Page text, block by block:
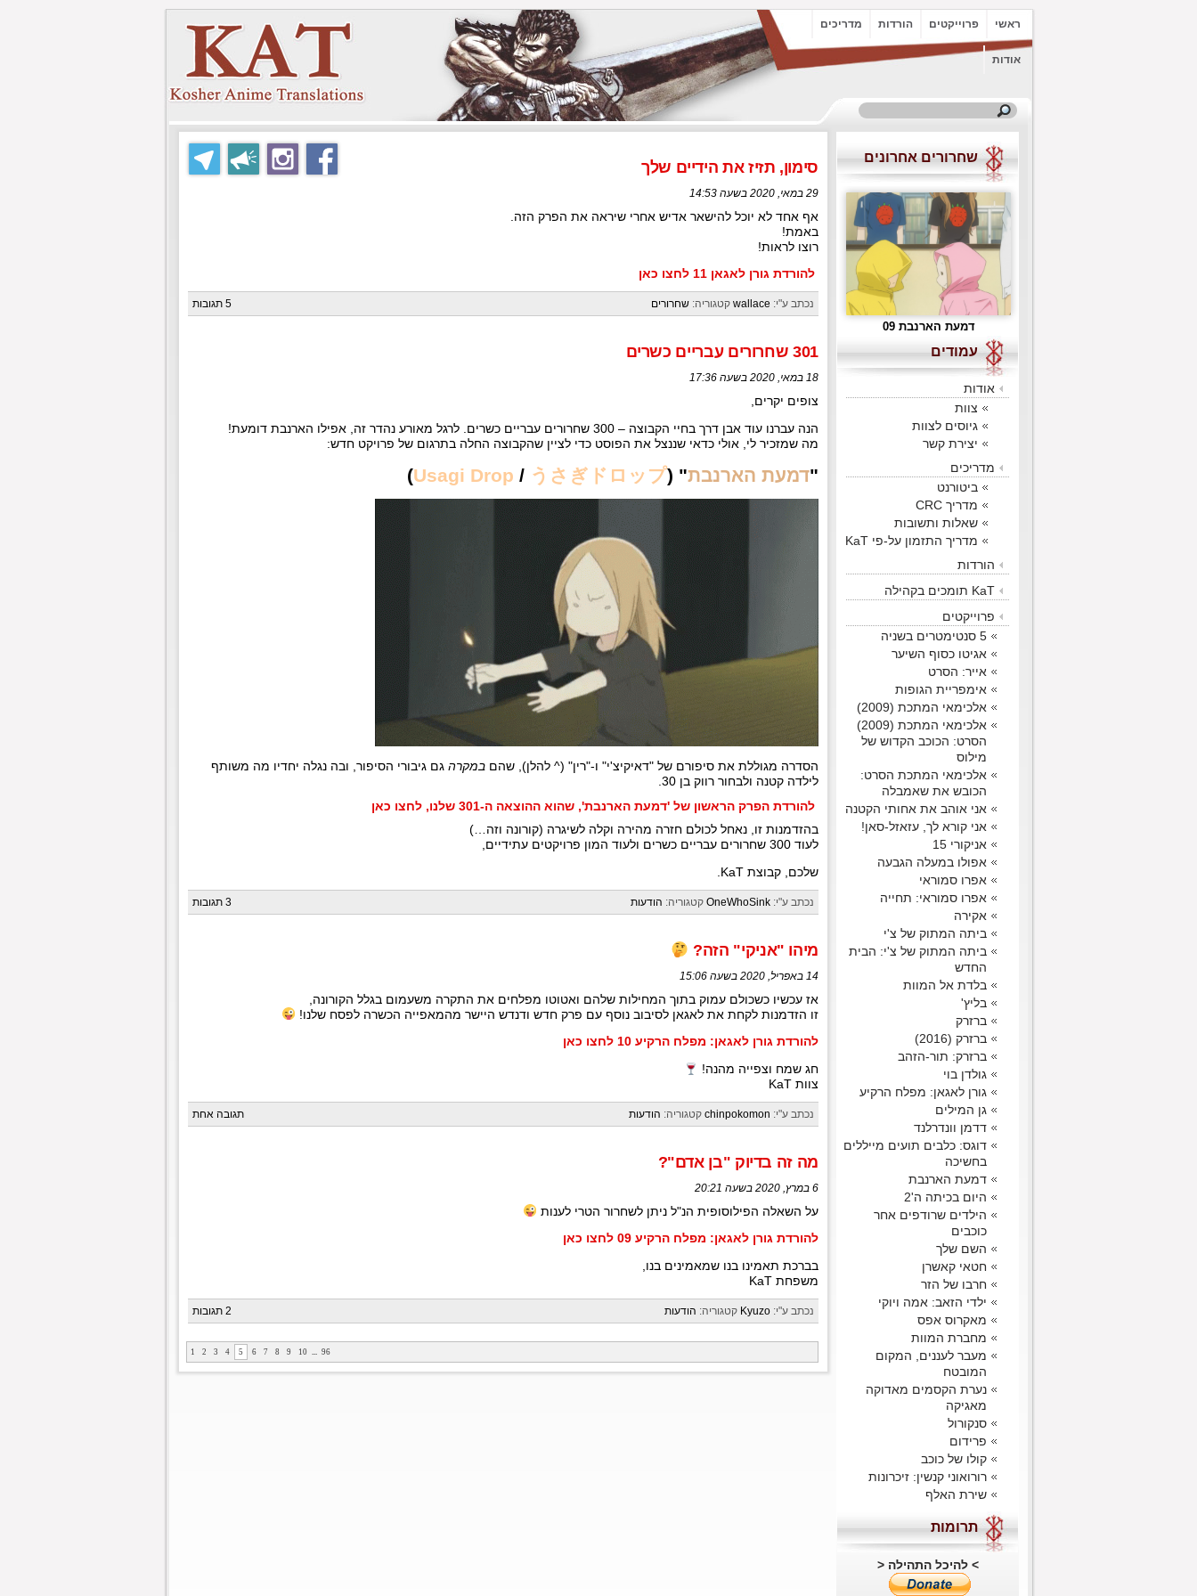
ראשי פרוייקטים הורדות מדריכים
אודות
סימון, תזיז את הידיים שלך
29 במאי, 2020 בשעה 14:53
אף אחד לא יוכל להישאר אדיש אחרי שיראה את הפרק הזה.
באמת!
רוצו לראות!
להורדת גורן לאגאן 11 לחצו כאן
נכתב ע"י: wallace קטגוריה: שחרורים 5 תגובות
301 שחרורים עבריים כשרים
18 במאי, 2020 בשעה 17:36
צופים יקרים,
הנה עברנו עוד אבן דרך בחיי הקבוצה – 300 שחרורים עבריים כשרים. לרגל מאורע נהדר זה, אפילו הארנבת דומעת!
מה שמזכיר לי, אולי כדאי שננצל את הפוסט כדי לציין שהקבוצה החלה בתרגום של פרויקט חדש:
"דמעת הארנבת" (
Usagi Drop / うさぎドロップ
)
הסדרה מגוללת את סיפורם של "דאיקיצ'י" ו-"רין" (^ להלן), שהם במקרה גם גיבורי הסיפור, ובה נגלה יחדיו מה משותף
לילדה קטנה ולבחור רווק בן 30.
להורדת הפרק הראשון של 'דמעת הארנבת', שהוא ההוצאה ה-301 שלנו, לחצו כאן
בהזדמנות זו, נאחל לכולם חזרה מהירה וקלה לשיגרה (קורונה וזה…)
לעוד 300 שחרורים עבריים כשרים ולעוד המון פרויקטים עתידיים,
שלכם, קבוצת KaT.
נכתב ע"י: OneWhoSink קטגוריה: הודעות 3 תגובות
מיהו "אניקי" הזה?‏
14 באפריל, 2020 בשעה 15:06
אז עכשיו כשכולם עמוק בתוך המחילות שלהם ואטוטו מפלחים את התקרה משעמום בגלל הקורונה,
זו הזדמנות לקחת את לאגאן לסיבוב נוסף עם פרק חדש ודנדש היישר מהמאפייה הכשרה לפסח שלנו!
להורדת גורן לאגאן: מפלח הרקיע 10 לחצו כאן
חג שמח וצפייה מהנה!
צוות KaT
נכתב ע"י: chinpokomon קטגוריה: הודעות תגובה אחת
מה זה בדיוק "בן אדם"?
6 במרץ, 2020 בשעה 20:21
על השאלה הפילוסופית הנ"ל ניתן לשחרור הטרי לענות
להורדת גורן לאגאן: מפלח הרקיע 09 לחצו כאן
בברכת תאמינו בנו שמאמינים בנו,
משפחת KaT
נכתב ע"י: Kyuzo קטגוריה: הודעות 2 תגובות
1 2 3 4 5 6 7 8 9 10 ... 96
שחרורים אחרונים
דמעת הארנבת 09
עמודים
אודות
צוות
גיוסים לצוות
יצירת קשר
מדריכים
ביטורנט
מדריך CRC
שאלות ותשובות
מדריך התזמון על-פי KaT
הורדות
KaT תומכים בקהילה
פרוייקטים
5 סנטימטרים בשניה
אגיטו כסוף השיער
אייר: הסרט
אימפריית הגופות
אלכימאי המתכת (2009)
אלכימאי המתכת (2009)
הסרט: הכוכב הקדוש של
מילוס
אלכימאי המתכת הסרט:
הכובש את שאמבלה
אני אוהב את אחותי הקטנה
אני קורא לך, עזאזל-סאן!
אניקורי 15
אפולו במעלה הגבעה
אפרו סמוראי
אפרו סמוראי: תחייה
אקירה
ביתה המתוק של צ'י
ביתה המתוק של צ'י: הבית
החדש
בלדת אל המוות
בליץ'
ברזרק
ברזרק (2016)
ברזרק: תור-הזהב
גולדן בוי
גורן לאגאן: מפלח הרקיע
גן המילים
דדמן וונדרלנד
דוגס: כלבים תועים מייללים
בחשיכה
דמעת הארנבת
היום בכיתה ה'2
הילדים שרודפים אחר
כוכבים
השם שלך
חטאי קאשרן
חרבו של הזר
ילדי הזאב: אמה ויוקי
מאקרוס אפס
מחברת המוות
מעבר לעננים, המקום
המובטח
נערת הקסמים מאדוקה
מאגיקה
סנקורול
פרידום
קולו של כוכב
רורואוני קנשין: זיכרונות
שירת האלף
תרומות
> להיכל התהילה <